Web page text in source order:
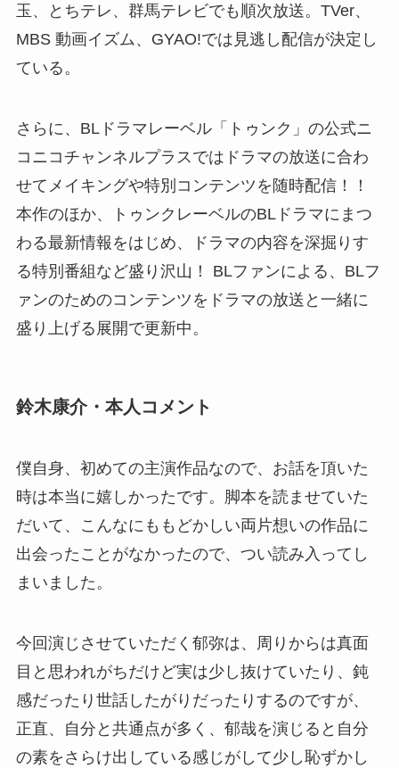
玉、とちテレ、群馬テレビでも順次放送。TVer、
MBS 動画イズム、GYAO!では見逃し配信が決定し
ている。
さらに、BLドラマレーベル「トゥンク」の公式ニ
コニコチャンネルプラスではドラマの放送に合わ
せてメイキングや特別コンテンツを随時配信！！
本作のほか、トゥンクレーベルのBLドラマにまつ
わる最新情報をはじめ、ドラマの内容を深掘りす
る特別番組など盛り沢山！ BLファンによる、BLフ
ァンのためのコンテンツをドラマの放送と一緒に
盛り上げる展開で更新中。
鈴木康介・本人コメント
僕自身、初めての主演作品なので、お話を頂いた
時は本当に嬉しかったです。脚本を読ませていた
だいて、こんなにももどかしい両片想いの作品に
出会ったことがなかったので、つい読み入ってし
まいました。
今回演じさせていただく郁弥は、周りからは真面
目と思われがちだけど実は少し抜けていたり、鈍
感だったり世話したがりだったりするのですが、
正直、自分と共通点が多く、郁哉を演じると自分
の素をさらけ出している感じがして少し恥ずかし